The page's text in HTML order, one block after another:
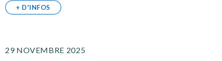
+ D'INFOS
29 NOVEMBRE 2025